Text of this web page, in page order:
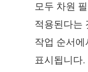
모두 차원
적용된다는
작업 순서에
표시됩니다.